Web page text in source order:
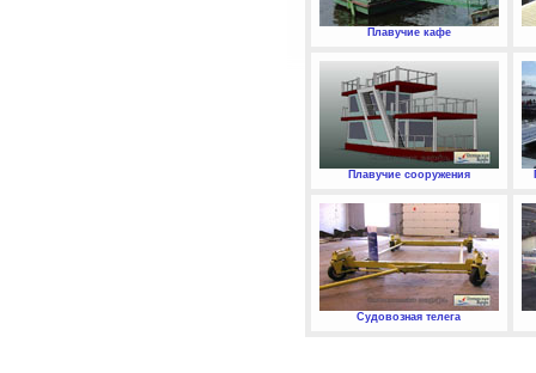
Плавучие кафе
Плавучие сооружения
Судовозная телега